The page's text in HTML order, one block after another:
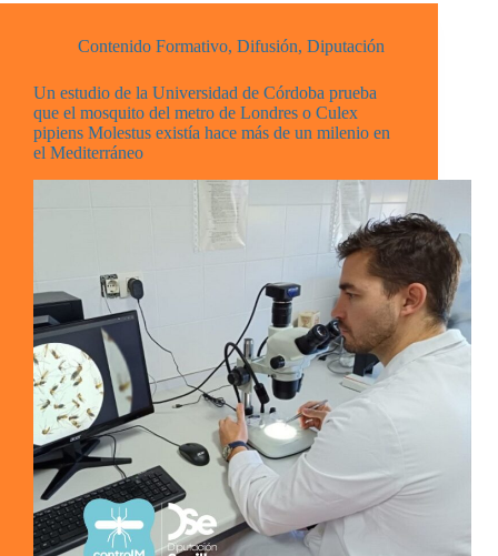
Contenido Formativo, Difusión, Diputación
Un estudio de la Universidad de Córdoba prueba
que el mosquito del metro de Londres o Culex
pipiens Molestus existía hace más de un milenio en
el Mediterráneo